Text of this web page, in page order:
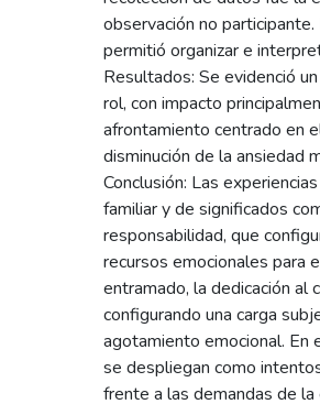
observación no
permitió organizar e
Resultados: Se evidenció
rol, con impacto
afrontamiento centrado en
disminución de la ansiedad
Conclusión: Las
familiar y de significados
responsabilidad, que
recursos emocionales para
entramado, la dedicación al
configurando una carga
agotamiento emocional. En
se despliegan como
frente a las demandas de la